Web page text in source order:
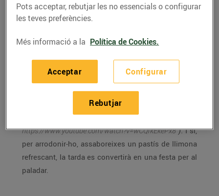
llimona
31/de març/2020
deixes volar la imaginació observant, des de la
finestra un llimoner de color groc sota el cel blau
per la finestra, com explica la cançó
grup de rock alemany Fools Garden
https://www.youtube.com/watch?v=wCQfkEkePx8 ). I si,
per arrodonir-ho, assaboreixes un pastís de llimona
refrescant, la tarda es convertirà en una festa per al
paladar.
Pots acceptar, rebutjar les no essencials o configurar
les teves preferències.
Més informació a la Política de Cookies.
Configurar
Rebutjar
Acceptar